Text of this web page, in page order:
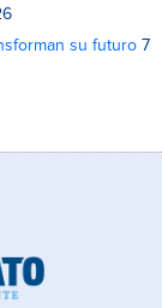
su futuro 7